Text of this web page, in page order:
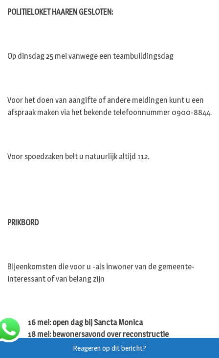
POLITIELOKET HAAREN GESLOTEN:
Op dinsdag 25 mei vanwege een teambuildingsdag
Voor het doen van aangifte of andere meldingen kunt u een
afspraak maken via het bekende telefoonnummer 0900-8844.
Voor spoedzaken belt u natuurlijk altijd 112.
PRIKBORD
Bijeenkomsten die voor u -als inwoner van de gemeente-
interessant of van belang zijn
16 mei: open dag bij Sancta Monica
18 mei: bewonersavond over reconstructie
Langeweg/KerkeindReageren op dit bericht?